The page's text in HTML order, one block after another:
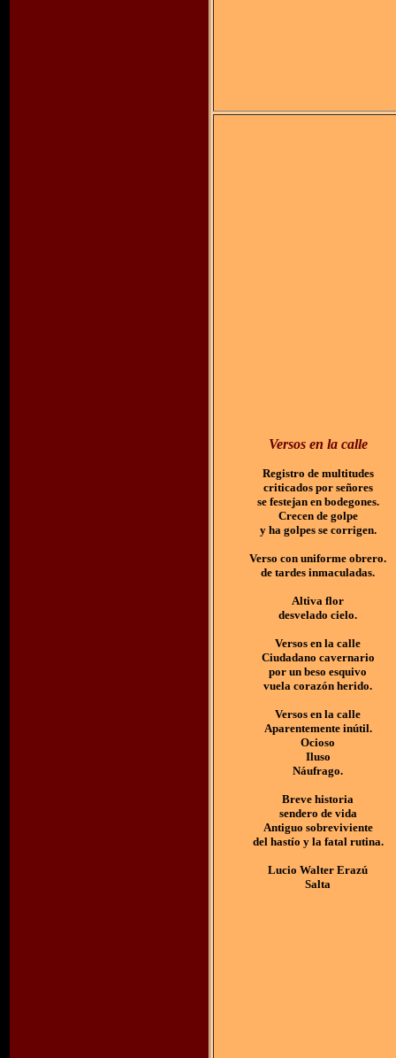
Versos en la calle
Registro de multitudes
criticados por señores
se festejan en bodegones.
Crecen de golpe
y ha golpes se corrigen.
Verso con uniforme obrero.
de tardes inmaculadas.
Altiva flor
desvelado cielo.
Versos en la calle
Ciudadano cavernario
por un beso esquivo
vuela corazón herido.
Versos en la calle
Aparentemente inútil.
Ocioso
Iluso
Náufrago.
Breve historia
sendero de vida
Antiguo sobreviviente
del hastío y la fatal rutina.
Lucio Walter Erazú
Salta